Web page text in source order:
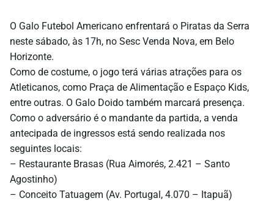
O Galo Futebol Americano enfrentará o Piratas da Serra
neste sábado, às 17h, no Sesc Venda Nova, em Belo
Horizonte.
Como de costume, o jogo terá várias atrações para os
Atleticanos, como Praça de Alimentação e Espaço Kids,
entre outras. O Galo Doido também marcará presença.
Como o adversário é o mandante da partida, a venda
antecipada de ingressos está sendo realizada nos
seguintes locais:
– Restaurante Brasas (Rua Aimorés, 2.421 – Santo
Agostinho)
– Conceito Tatuagem (Av. Portugal, 4.070 – Itapuã)